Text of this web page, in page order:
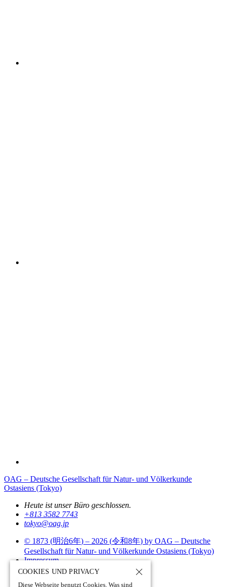
OAG – Deutsche Gesellschaft für Natur- und Völkerkunde
Ostasiens (Tokyo)
Heute ist unser Büro geschlossen.
+813 3582 7743
tokyo­@­oag­.­jp
© 1873 (明治6年) – 2026 (令和8年) by OAG – Deutsche
Gesellschaft für Natur- und Völkerkunde Ostasiens (Tokyo)
Impressum
Datenschutz
COOKIES UND PRIVACY
Diese Webseite benutzt Cookies. Was sind